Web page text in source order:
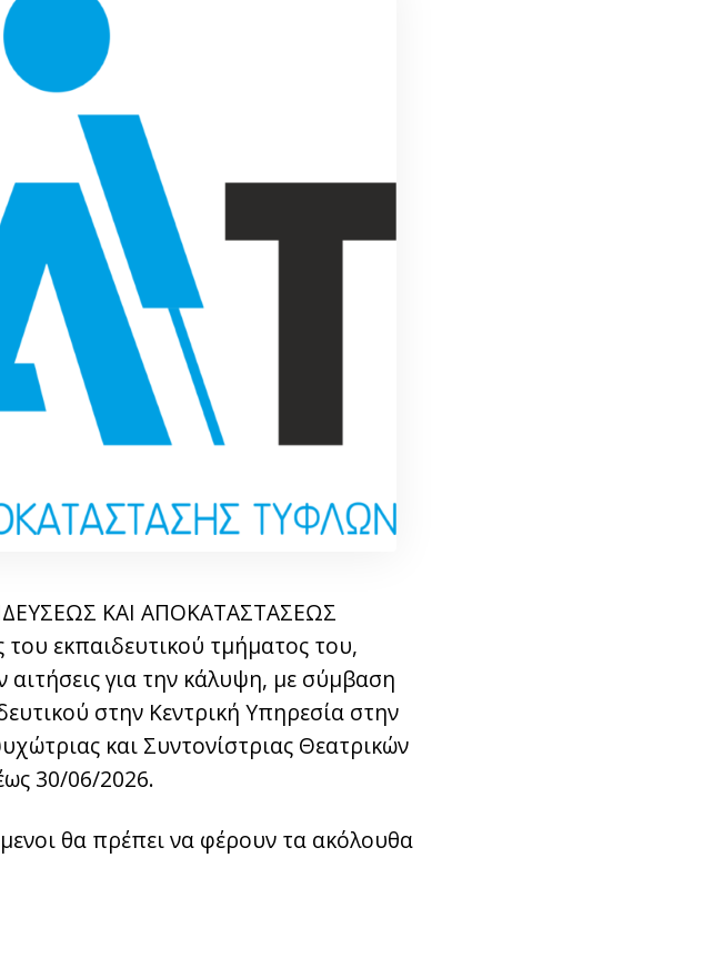
ΚΑΙ ΑΠΟΚΑΤΑΣΤΑΣΕΩΣ
εκπαιδευτικού τμήματος του,
για την κάλυψη, με σύμβαση
στην Κεντρική Υπηρεσία στην
και Συντονίστριας Θεατρικών
30/06/2026.
θα πρέπει να φέρουν τα ακόλουθα